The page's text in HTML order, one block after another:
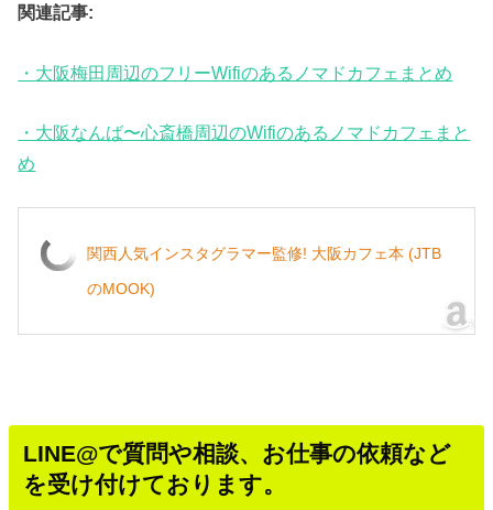
関連記事:
・大阪梅田周辺のフリーWifiのあるノマドカフェまとめ
・大阪なんば〜心斎橋周辺のWifiのあるノマドカフェまと
め
関西人気インスタグラマー監修! 大阪カフェ本 (JTB
のMOOK)
LINE@で質問や相談、お仕事の依頼など
を受け付けております。